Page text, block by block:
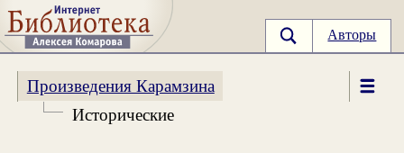
Авторы
Произведения Карамзина
Исторические